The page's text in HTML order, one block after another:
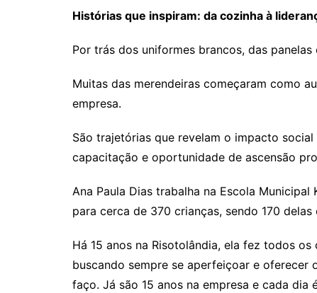
Histórias que inspiram: da cozinha à
Por trás dos uniformes brancos, das
Muitas das merendeiras começaram como
empresa.
São trajetórias que revelam o impacto
capacitação e oportunidade de ascensão
Ana Paula Dias trabalha na Escola
para cerca de 370 crianças, sendo 170
Há 15 anos na Risotolândia, ela fez todos
buscando sempre se aperfeiçoar e oferecer
faço. Já são 15 anos na empresa e cada dia